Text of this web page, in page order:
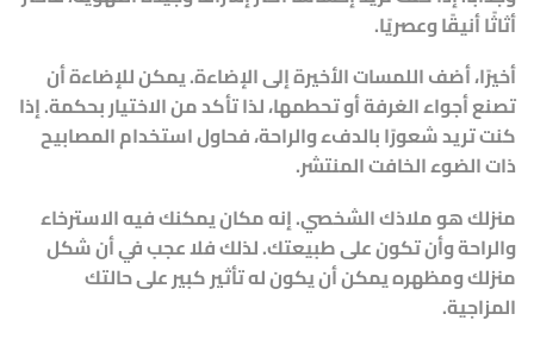
أثاثًا أنيقًا وعصريًا.
أخيرًا، أضف اللمسات الأخيرة إلى الإضاءة. يمكن للإضاءة أن
تصنع أجواء الغرفة أو تحطمها، لذا تأكد من الاختيار بحكمة. إذا
كنت تريد شعورًا بالدفء والراحة، فحاول استخدام المصابيح
ذات الضوء الخافت المنتشر.
منزلك هو ملاذك الشخصي. إنه مكان يمكنك فيه الاسترخاء
والراحة وأن تكون على طبيعتك. لذلك فلا عجب في أن شكل
منزلك ومظهره يمكن أن يكون له تأثير كبير على حالتك
المزاجية.